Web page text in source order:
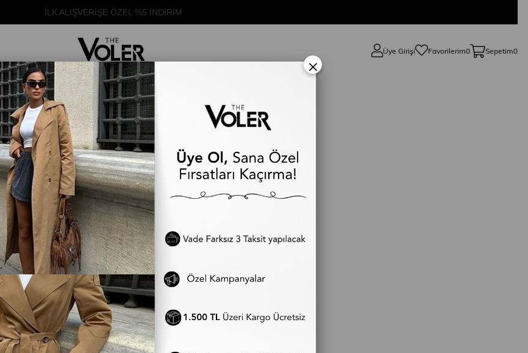
İLK ALIŞVERİŞE ÖZEL %5 İNDİRİM
Üye Girişi Favorilerim0 Sepetim0
ÜST GİYİMALT GİYİMDIŞ GİYİM TAKIM ELBİSE
×